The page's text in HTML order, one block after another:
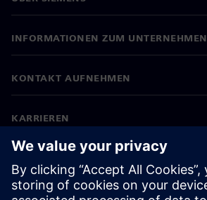
INFORMATIONEN ZUM UNTERNEHMEN
KONTAKT AUFNEHMEN
KARRIEREN
©Siemens 2026